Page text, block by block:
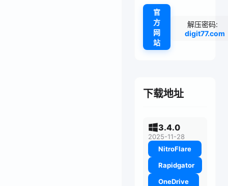
官
方
网
站
解压密码:
digit77.com
下载地址
3.4.0
2025-11-28
NitroFlare
Rapidgator
OneDrive